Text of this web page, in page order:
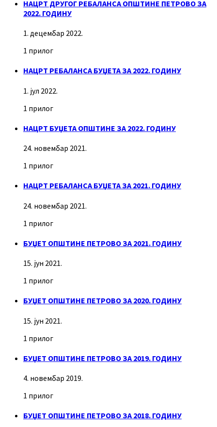
НАЦРТ ДРУГОГ РЕБАЛАНСА ОПШТИНЕ ПЕТРОВО ЗА
2022. ГОДИНУ
1. децембар 2022.
1 прилог
НАЦРТ РЕБАЛАНСА БУЏЕТА ЗА 2022. ГОДИНУ
1. јул 2022.
1 прилог
НАЦРТ БУЏЕТА ОПШТИНЕ ЗА 2022. ГОДИНУ
24. новембар 2021.
1 прилог
НАЦРТ РЕБАЛАНСА БУЏЕТА ЗА 2021. ГОДИНУ
24. новембар 2021.
1 прилог
БУЏЕТ ОПШТИНЕ ПЕТРОВО ЗА 2021. ГОДИНУ
15. јун 2021.
1 прилог
БУЏЕТ ОПШТИНЕ ПЕТРОВО ЗА 2020. ГОДИНУ
15. јун 2021.
1 прилог
БУЏЕТ ОПШТИНЕ ПЕТРОВО ЗА 2019. ГОДИНУ
4. новембар 2019.
1 прилог
БУЏЕТ ОПШТИНЕ ПЕТРОВО ЗА 2018. ГОДИНУ